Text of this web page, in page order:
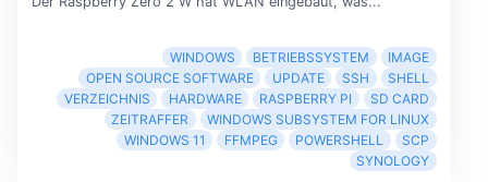
WINDOWS BETRIEBSSYSTEM
IMAGE
OPEN SOURCE SOFTWARE
UPDATE SSH
SHELL
VERZEICHNIS
HARDWARE RASPBERRY PI
SD CARD
ZEITRAFFER
WINDOWS SUBSYSTEM FOR LINUX
WINDOWS 11
FFMPEG POWERSHELL
SCP
SYNOLOGY